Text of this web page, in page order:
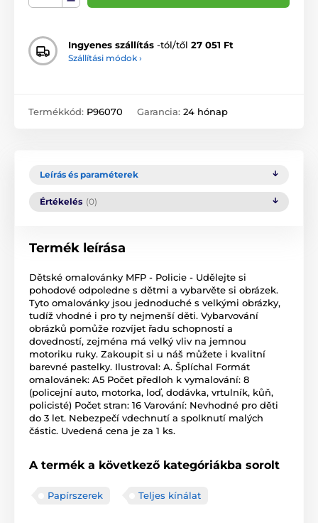
Ingyenes szállítás -tól/től 27 051 Ft
Szállítási módok ›
Termékkód: P96070 Garancia: 24 hónap
Leírás és paraméterek
Értékelés (0)
Termék leírása
Dětské omalovánky MFP - Policie - Udělejte si
pohodové odpoledne s dětmi a vybarvěte si obrázek.
Tyto omalovánky jsou jednoduché s velkými obrázky,
tudíž vhodné i pro ty nejmenší děti. Vybarvování
obrázků pomůže rozvíjet řadu schopností a
dovedností, zejména má velký vliv na jemnou
motoriku ruky. Zakoupit si u náš můžete i kvalitní
barevné pastelky. Ilustroval: A. Šplíchal Formát
omalovánek: A5 Počet předloh k vymalování: 8
(policejní auto, motorka, loď, dodávka, vrtulník, kůň,
policisté) Počet stran: 16 Varování: Nevhodné pro děti
do 3 let. Nebezpečí vdechnutí a spolknutí malých
částic. Uvedená cena je za 1 ks.
A termék a következő kategóriákba sorolt
Papírszerek Teljes kínálat